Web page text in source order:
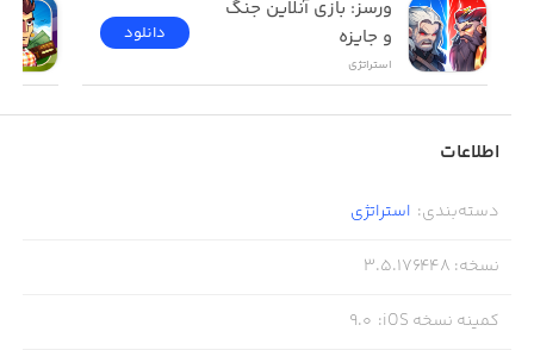
و جایزه
استراتژی
دانلود
اطلاعات
دسته‌بندی: استراتژی
نسخه:
3.5.176448
کمینه نسخه iOS :
9.0